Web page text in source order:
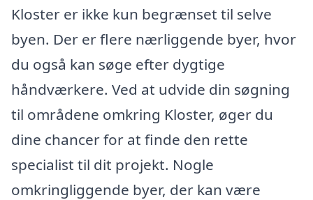
Kloster er ikke kun begrænset til selve
byen. Der er flere nærliggende byer, hvor
du også kan søge efter dygtige
håndværkere. Ved at udvide din søgning
til områdene omkring Kloster, øger du
dine chancer for at finde den rette
specialist til dit projekt. Nogle
omkringliggende byer, der kan være